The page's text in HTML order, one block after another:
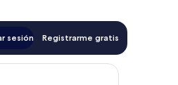
sesión Registrarme gratis